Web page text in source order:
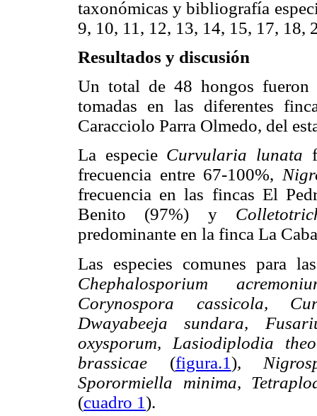
taxonómicas y bibliografía
9, 10, 11, 12, 13, 14, 15, 17, 18,
Resultados y discusión
Un total de 48 hongos fueron
tomadas en las diferentes
Caracciolo Parra Olmedo, del
La especie Curvularia lunata
frecuencia entre 67-100%,
frecuencia en las fincas El
Benito (97%) y
predominante en la finca La
Las especies comunes para
Chephalosporium
Corynospora cassicola,
Dwayabeeja sundara,
oxysporum, Lasiodiplodia
brassicae (figura.1),
Sporormiella minima,
(cuadro 1).